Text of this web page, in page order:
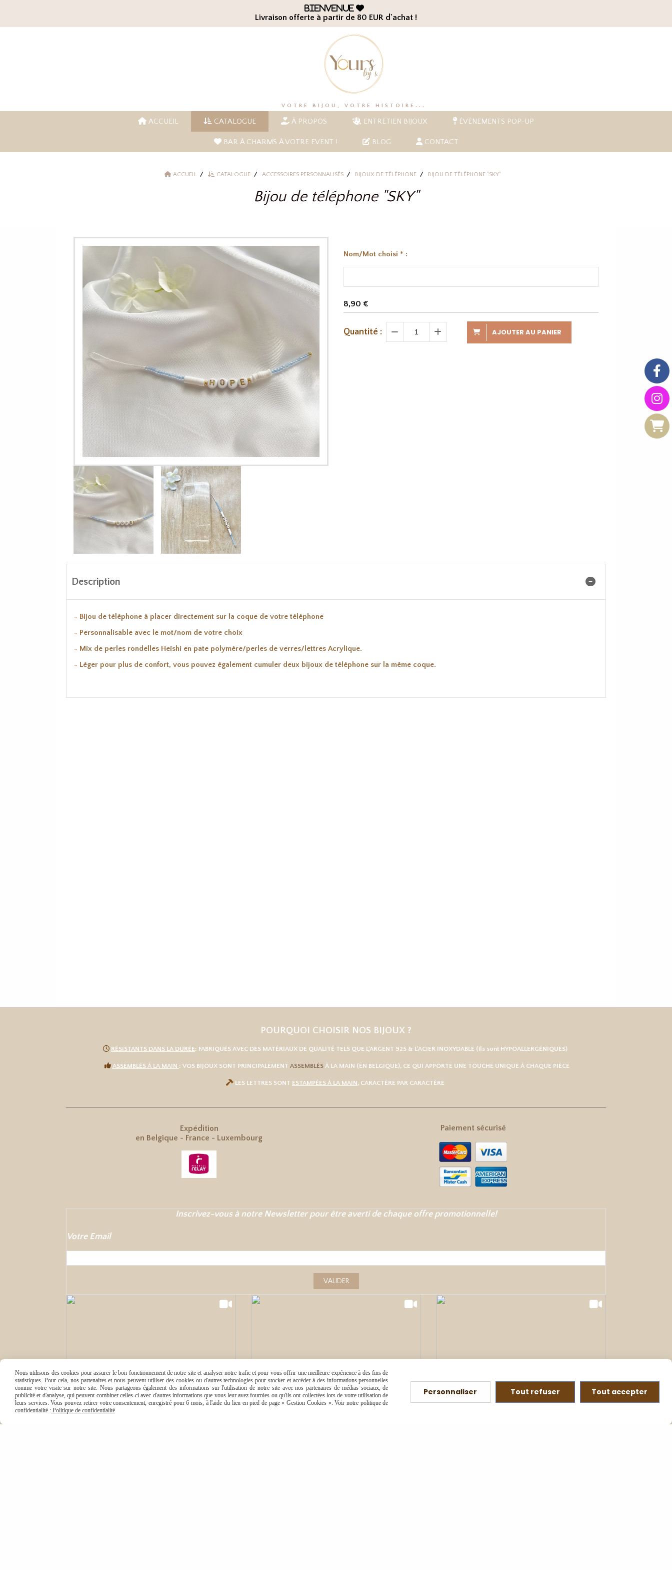
Bienvenue 
Livraison offerte à partir de 80 EUR d'achat !
VOTRE BIJOU, VOTRE HISTOIRE...
ACCUEIL CATALOGUE À PROPOS ENTRETIEN BIJOUX ÉVÈNEMENTS POP-UP
BAR À CHARMS À VOTRE EVENT ! BLOG CONTACT
ACCUEIL CATALOGUE ACCESSOIRES PERSONNALISÉS BIJOUX DE TÉLÉPHONE BIJOU DE TÉLÉPHONE "SKY"
Bijou de téléphone "SKY"
Nom/Mot choisi * :
8,90 €
Quantité : AJOUTER AU PANIER
Description
- Bijou de téléphone à placer directement sur la coque de votre téléphone
- Personnalisable avec le mot/nom de votre choix
- Mix de perles rondelles Heishi en pate polymère/perles de verres/lettres Acrylique.
- Léger pour plus de confort, vous pouvez également cumuler deux bijoux de téléphone sur la même coque.
POURQUOI CHOISIR NOS BIJOUX ?
 RÉSISTANTS DANS LA DURÉE: FABRIQUÉS AVEC DES MATÉRIAUX DE QUALITÉ TELS QUE L 'ARGENT 925 & L'ACIER INOXYDABLE (ils sont HYPOALLERGÉNIQUES)
 ASSEMBLÉS À LA MAIN : VOS BIJOUX SONT PRINCIPALEMENT ASSEMBLÉS À LA MAIN (EN BELGIQUE), CE QUI APPORTE UNE TOUCHE UNIQUE À CHAQUE PIÈCE
 LES LETTRES SONT ESTAMPÉES À LA MAIN, CARACTÈRE PAR CARACTÈRE
Expédition
en Belgique - France - Luxembourg
Paiement sécurisé
Inscrivez-vous à notre Newsletter pour être averti de chaque offre promotionnelle!
Votre Email
VALIDER
Nous utilisons des cookies pour assurer le bon fonctionnement de notre site et analyser notre trafic et pour vous offrir une meilleure expérience à des fins de
statistiques. Pour cela, nos partenaires et nous peuvent utiliser des cookies ou d'autres technologies pour stocker et accéder à des informations personnelles
comme votre visite sur notre site. Nous partageons également des informations sur l'utilisation de notre site avec nos partenaires de médias sociaux, de
publicité et d'analyse, qui peuvent combiner celles-ci avec d'autres informations que vous leur avez fournies ou qu'ils ont collectées lors de votre utilisation de
leurs services. Vous pouvez retirer votre consentement, enregistré pour 6 mois, à l'aide du lien en pied de page « Gestion Cookies ». Voir notre politique de
confidentialité : Politique de confidentialité
Personnaliser Tout refuser Tout accepter